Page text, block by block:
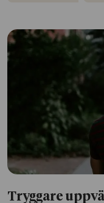
Tryggare